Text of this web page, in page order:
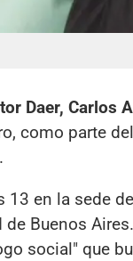
Daer, Carlos
como parte
en la sede
Buenos
social" que